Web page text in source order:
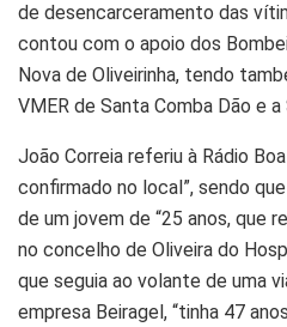
de desencarceramento das
contou com o apoio dos
Nova de Oliveirinha, tendo
VMER de Santa Comba Dão e a
João Correia referiu à Rádio
confirmado no local”, sendo
de um jovem de “25 anos, que
no concelho de Oliveira do
que seguia ao volante de uma
empresa Beiragel, “tinha 47